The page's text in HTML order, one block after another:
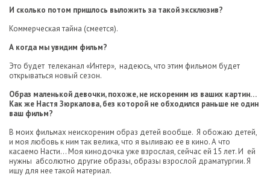
И сколько потом пришлось выложить за такой эксклюзив?
Коммерческая тайна (смеется).
А когда мы увидим фильм?
Это будет телеканал «Интер», надеюсь, что этим фильмом будет
открываться новый сезон.
Образ маленькой девочки, похоже, не искореним из ваших картин…
Как же Настя Зюркалова, без которой не обходился раньше не один
ваш фильм?
В моих фильмах неискореним образ детей вообще. Я обожаю детей,
и моя любовь к ним так велика, что я выливаю ее в кино. А что
касаемо Насти… Моя кинодочка уже взрослая, сейчас ей 15 лет. И ей
нужны абсолютно другие образы, образы взрослой драматургии. Я
ищу для нее такой материал.